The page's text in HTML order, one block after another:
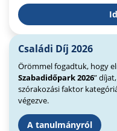
Családi Díj 2026
Örömmel fogadtuk, hogy
Szabadidőpark 2026”
szórakozási faktor
végezve.
A tanulmányról